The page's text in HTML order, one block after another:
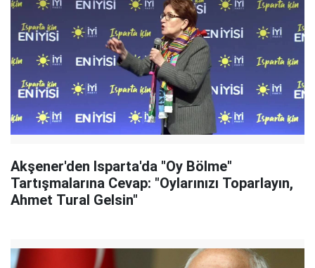
Akşener'den Isparta'da "Oy Bölme"
Tartışmalarına Cevap: "Oylarınızı Toparlayın,
Ahmet Tural Gelsin"